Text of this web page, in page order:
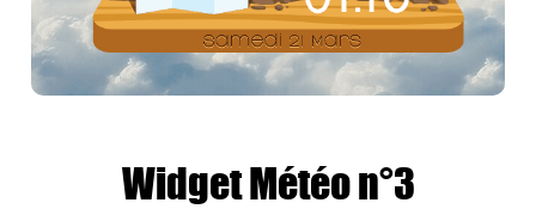
Widget Météo n°3